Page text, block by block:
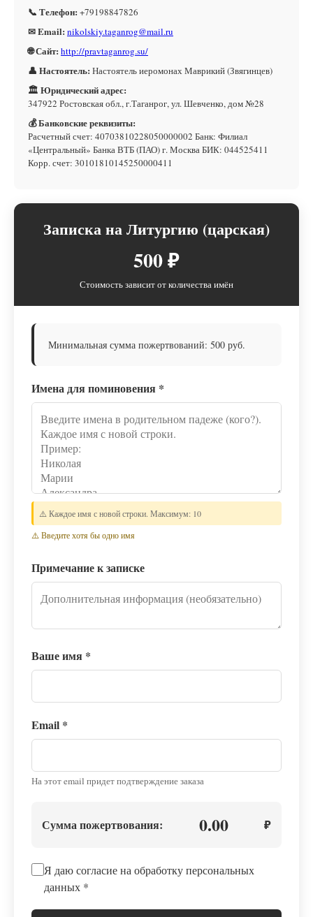
📞 Телефон: +79198847826
✉ Email: nikolskiy.taganrog@mail.ru
🌐 Сайт: http://pravtaganrog.su/
👤 Настоятель: Настоятель иеромонах Маврикий (Звягинцев)
🏛 Юридический адрес:
347922 Ростовская обл., г.Таганрог, ул. Шевченко, дом №28
💰 Банковские реквизиты:
Расчетный счет: 40703810228050000002 Банк: Филиал
«Центральный» Банка ВТБ (ПАО) г. Москва БИК: 044525411
Корр. счет: 30101810145250000411
Записка на Литургию (царская)
500 ₽
Стоимость зависит от количества имён
Минимальная сумма пожертвований: 500 руб.
Имена для поминовения *
⚠️ Каждое имя с новой строки. Максимум: 10
⚠️ Введите хотя бы одно имя
Примечание к записке
Ваше имя *
Email *
На этот email придет подтверждение заказа
Сумма пожертвования: 0.00 ₽
Я даю согласие на обработку персональных
данных *